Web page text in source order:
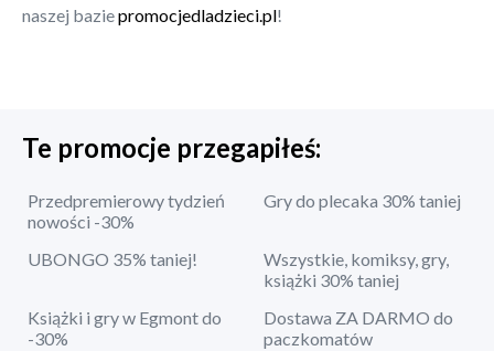
naszej baziepromocjedladzieci.pl!
Te promocje przegapiłeś:
Przedpremierowy tydzień
nowości -30%
Gry do plecaka 30% taniej
UBONGO 35% taniej!
Wszystkie, komiksy, gry,
książki 30% taniej
Książki i gry w Egmont do
-30%
Dostawa ZA DARMO do
paczkomatów